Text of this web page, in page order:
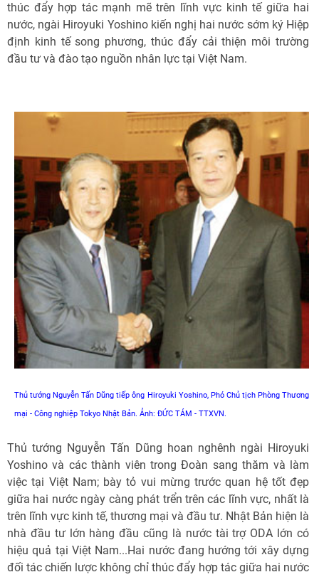
thúc đẩy hợp tác mạnh mẽ trên lĩnh vực kinh tế giữa hai
nước, ngài Hiroyuki Yoshino kiến nghị hai nước sớm ký Hiệp
định kinh tế song phương, thúc đẩy cải thiện môi trường
đầu tư và đào tạo nguồn nhân lực tại Việt Nam.
Thủ tướng Nguyễn Tấn Dũng tiếp ông Hiroyuki Yoshino, Phó Chủ tịch Phòng Thương
mại - Công nghiệp Tokyo Nhật Bản. Ảnh: ĐỨC TÁM - TTXVN.
Thủ tướng Nguyễn Tấn Dũng hoan nghênh ngài Hiroyuki
Yoshino và các thành viên trong Đoàn sang thăm và làm
việc tại Việt Nam; bày tỏ vui mừng trước quan hệ tốt đẹp
giữa hai nước ngày càng phát trển trên các lĩnh vực, nhất là
trên lĩnh vực kinh tế, thương mại và đầu tư. Nhật Bản hiện là
nhà đầu tư lớn hàng đầu cũng là nước tài trợ ODA lớn có
hiệu quả tại Việt Nam...Hai nước đang hướng tới xây dựng
đối tác chiến lược không chỉ thúc đẩy hợp tác giữa hai nước